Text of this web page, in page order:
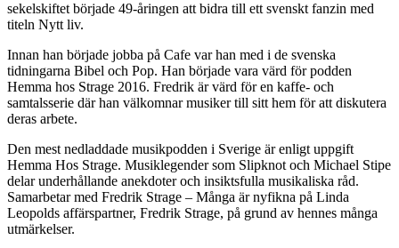
sekelskiftet började 49-åringen att bidra till ett svenskt fanzin med
titeln Nytt liv.
Innan han började jobba på Cafe var han med i de svenska
tidningarna Bibel och Pop. Han började vara värd för podden
Hemma hos Strage 2016. Fredrik är värd för en kaffe- och
samtalsserie där han välkomnar musiker till sitt hem för att diskutera
deras arbete.
Den mest nedladdade musikpodden i Sverige är enligt uppgift
Hemma Hos Strage. Musiklegender som Slipknot och Michael Stipe
delar underhållande anekdoter och insiktsfulla musikaliska råd.
Samarbetar med Fredrik Strage – Många är nyfikna på Linda
Leopolds affärspartner, Fredrik Strage, på grund av hennes många
utmärkelser.